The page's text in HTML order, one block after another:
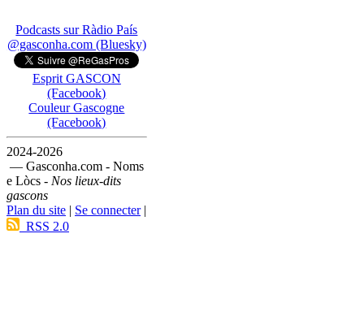
Podcasts sur Ràdio País
@gasconha.com (Bluesky)
Esprit GASCON
(Facebook)
Couleur Gascogne
(Facebook)
2024-2026
— Gasconha.com - Noms
e Lòcs - Nos lieux-dits
gascons
Plan du site | Se connecter|
RSS 2.0